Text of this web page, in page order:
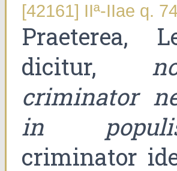
[42161] IIª-IIae q.
Praeterea,
dicitur,
criminator
in
criminator